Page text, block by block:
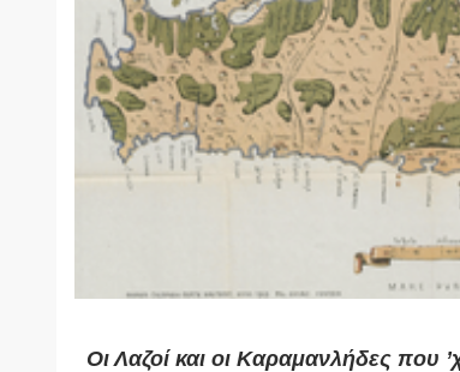
Οι Λαζοί και οι Καραμανλήδες που